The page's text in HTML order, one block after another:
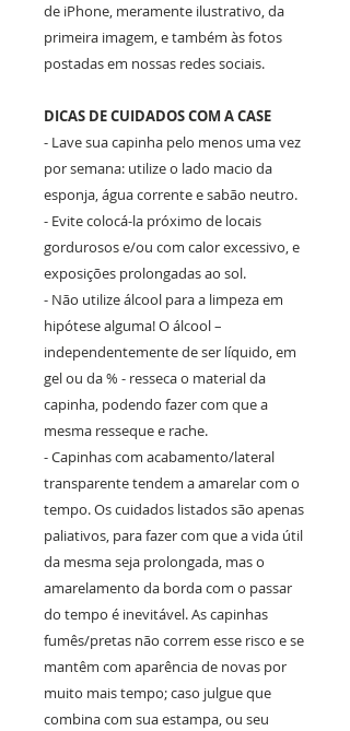
de iPhone, meramente ilustrativo, da
primeira imagem, e também às fotos
postadas em nossas redes sociais.
DICAS DE CUIDADOS COM A CASE
- Lave sua capinha pelo menos uma vez
por semana: utilize o lado macio da
esponja, água corrente e sabão neutro.
- Evite colocá-la próximo de locais
gordurosos e/ou com calor excessivo, e
exposições prolongadas ao sol.
- Não utilize álcool para a limpeza em
hipótese alguma! O álcool –
independentemente de ser líquido, em
gel ou da % - resseca o material da
capinha, podendo fazer com que a
mesma resseque e rache.
- Capinhas com acabamento/lateral
transparente tendem a amarelar com o
tempo. Os cuidados listados são apenas
paliativos, para fazer com que a vida útil
da mesma seja prolongada, mas o
amarelamento da borda com o passar
do tempo é inevitável. As capinhas
fumês/pretas não correm esse risco e se
mantêm com aparência de novas por
muito mais tempo; caso julgue que
combina com sua estampa, ou seu